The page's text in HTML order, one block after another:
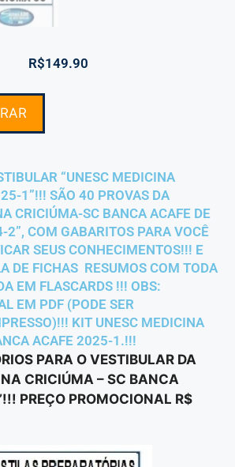
R$149.90
“UNESC MEDICINA
1”!!! SÃO 40 PROVAS DA
CRICIÚMA-SC BANCA ACAFE DE
COM GABARITOS PARA VOCÊ
SEUS CONHECIMENTOS!!! E
DE FICHAS RESUMOS COM TODA
EM FLASCARDS !!! OBS:
EM PDF (PODE SER
KIT UNESC MEDICINA
ACAFE 2025-1.!!!
PARA O VESTIBULAR DA
CRICIÚMA – SC BANCA
PREÇO PROMOCIONAL R$